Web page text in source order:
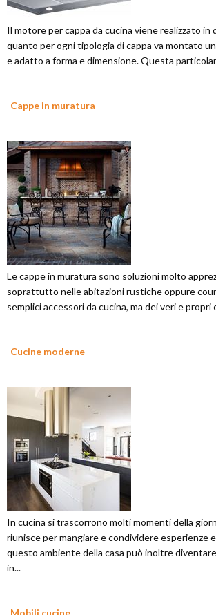
Il motore per cappa da cucina viene realizzato in
quanto per ogni tipologia di cappa va montato
e adatto a forma e dimensione. Questa
Cappe in muratura
Le cappe in muratura sono soluzioni molto
soprattutto nelle abitazioni rustiche oppure
semplici accessori da cucina, ma dei veri e propri
Cucine moderne
In cucina si trascorrono molti momenti della
riunisce per mangiare e condividere esperienze
questo ambiente della casa può inoltre
in...